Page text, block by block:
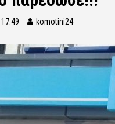
komotini24